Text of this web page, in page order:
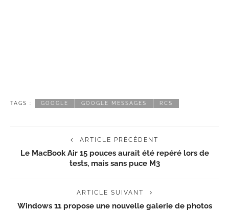
TAGS : GOOGLE GOOGLE MESSAGES RCS
ARTICLE PRÉCÉDENT
Le MacBook Air 15 pouces aurait été repéré lors de
tests, mais sans puce M3
ARTICLE SUIVANT
Windows 11 propose une nouvelle galerie de photos